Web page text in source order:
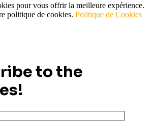
pour vous offrir la meilleure expérience.
politique de cookies. Politique de Cookies
to the